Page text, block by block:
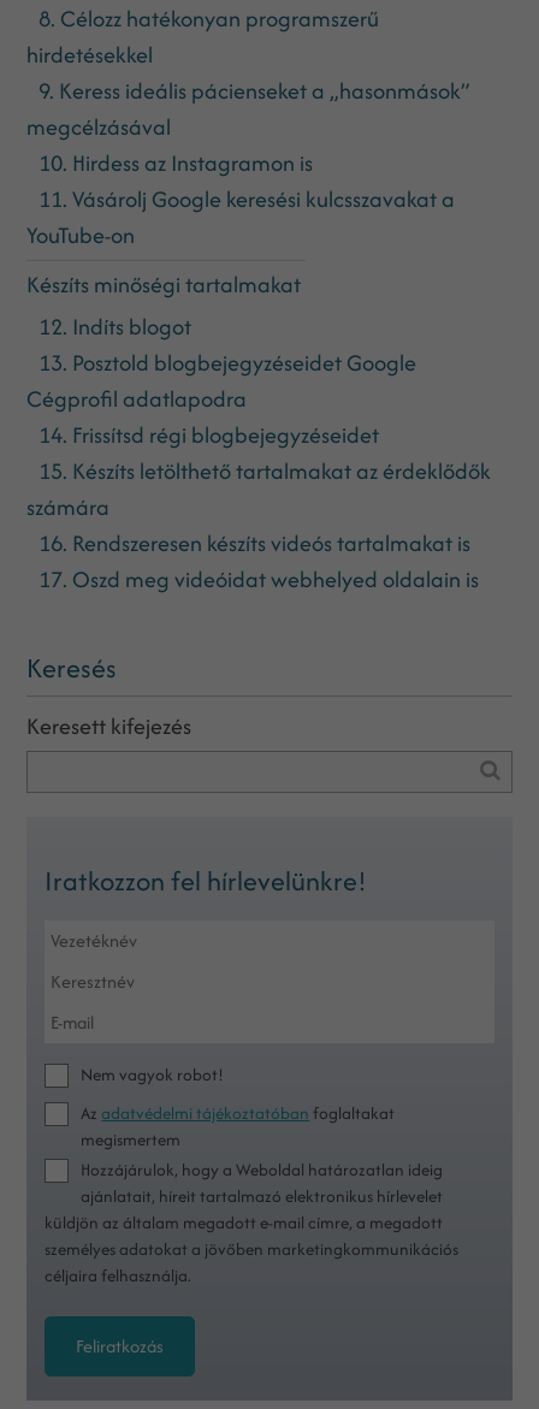
8. Célozz hatékonyan programszerű
hirdetésekkel
9. Keress ideális pácienseket a „hasonmások”
megcélzásával
10. Hirdess az Instagramon is
11. Vásárolj Google keresési kulcsszavakat a
YouTube-on
Készíts minőségi tartalmakat
12. Indíts blogot
13. Posztold blogbejegyzéseidet Google
Cégprofil adatlapodra
14. Frissítsd régi blogbejegyzéseidet
15. Készíts letölthető tartalmakat az érdeklődők
számára
16. Rendszeresen készíts videós tartalmakat is
17. Oszd meg videóidat webhelyed oldalain is
Keresés
Keresett kifejezés
Iratkozzon fel hírlevelünkre!
Nem vagyok robot!
Azadatvédelmi tájékoztatóban foglaltakat
megismertem
Hozzájárulok, hogy a Weboldal határozatlan ideig
ajánlatait, híreit tartalmazó elektronikus hírlevelet
küldjön az általam megadott e-mail címre, a megadott
személyes adatokat a jövőben marketingkommunikációs
céljaira felhasználja.
Feliratkozás